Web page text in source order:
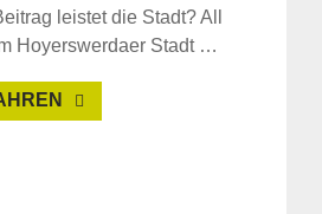
leistet die Stadt? All
Hoyerswerdaer Stadt …